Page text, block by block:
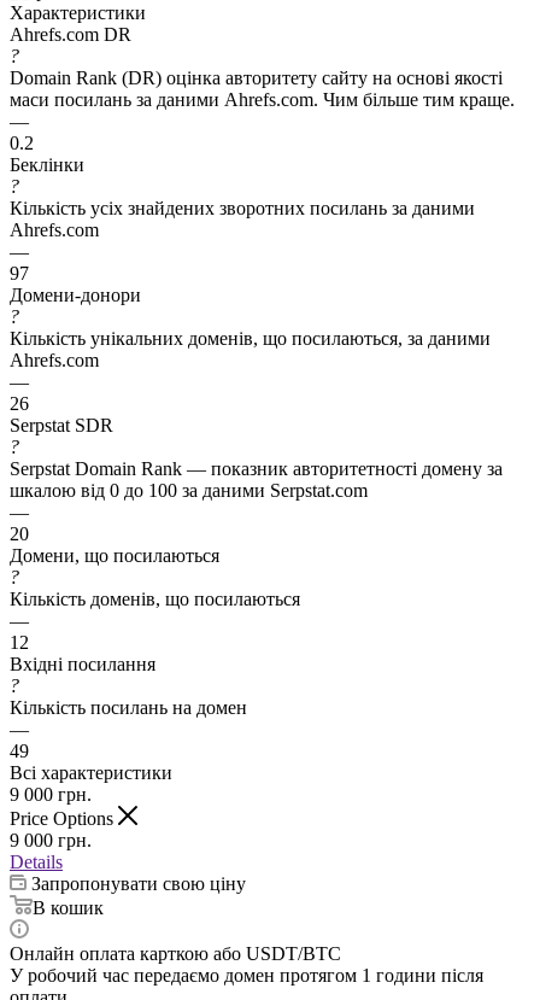
Характеристики
Ahrefs.com DR
?
Domain Rank (DR) оцінка авторитету сайту на основі якості
маси посилань за даними Ahrefs.com. Чим більше тим краще.
—
0.2
Беклінки
?
Кількість усіх знайдених зворотних посилань за даними
Ahrefs.com
—
97
Домени-донори
?
Кількість унікальних доменів, що посилаються, за даними
Ahrefs.com
—
26
Serpstat SDR
?
Serpstat Domain Rank — показник авторитетності домену за
шкалою від 0 до 100 за даними Serpstat.com
—
20
Домени, що посилаються
?
Кількість доменів, що посилаються
—
12
Вхідні посилання
?
Кількість посилань на домен
—
49
Всі характеристики
9 000 грн.
Price Options
9 000 грн.
Details
Запропонувати свою ціну
В кошик
Онлайн оплата карткою або USDT/BTC
У робочий час передаємо домен протягом 1 години після